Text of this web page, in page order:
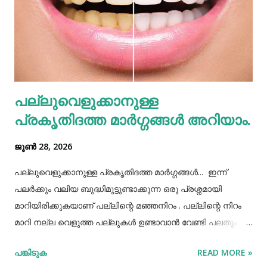
കൊണ്ടുവന്ന ഭക്ഷണം നമ്മൾ നമ്മുടെ പാത്രത്തിലേക്ക് ധൃതി
കൂട്ടി എടുത്തിട്ട് കഴിച്ചു തീർക്കുന്നതും ഒരിക്കലും ശരിയായ
രീതിയല്ല. ഇത് മറ്റുള്ളവർക്ക് നമ്മളെക്കുറിച്ച് വളരെ
തെറ്റിദ്ധാരണ ഉണ്ടാക്കാൻ കാരണമായിത്തീരും. അതുപോലെ
വെള്ളം പോലെയുള്ള സാധനങ്ങൾ ഒരു പാത്രത്തിൽ
കൊണ്ടുവച്ചാൽ അത് അപ്പാടെ കുടിക്കാതെ മറ്റുള്ളവർക്ക്
കൂട...
പല്ലുവെളുക്കാനുള്ള
പ്രകൃതിദത്ത മാര്‍ഗ്ഗങ്ങള്‍ അറിയാം.
ജൂൺ 28, 2026
പല്ലുവെളുക്കാനുള്ള പ്രകൃതിദത്ത മാര്‍ഗ്ഗങ്ങള്‍... ഇന്ന്
പലർക്കും വലിയ ബുദ്ധിമുട്ടുണ്ടാക്കുന്ന ഒരു പ്രശ്നമായി
മാറിയിരിക്കുകയാണ് പല്ലിന്റെ മഞ്ഞനിറം . പല്ലിന്റെ നിറം
മാറി നല്ല വെളുത്ത പല്ലുകൾ ഉണ്ടാവാൻ വേണ്ടി പലതും
പല്ലിന്‍റെ മഞ്ഞനിറം മാറ്റാന്‍ പല മാര്‍ഗ്ഗങ്ങളും
പങ്കിടുക READ MORE »